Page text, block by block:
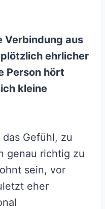
Verbindung aus
ehrlicher
Person hört
kleine
Gefühl, zu
genau richtig zu
sein, vor
eher